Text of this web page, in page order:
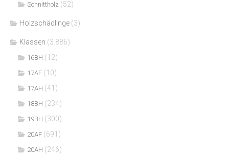
Schnittholz (52)
Holzschädlinge (3)
Klassen (3.886)
16BH (12)
17AF (10)
17AH (41)
18BH (234)
19BH (300)
20AF (691)
20AH (246)